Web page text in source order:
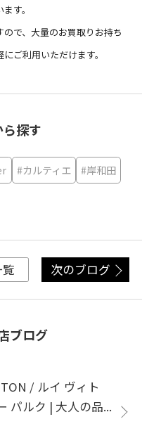
す。
で、 大量のお買取りお持ち
にご利用いただけます。
探す
#カルティエ
#岸和田
次のブログ
ブログ
/ ルイ ヴィト
パルク | 大人の品...